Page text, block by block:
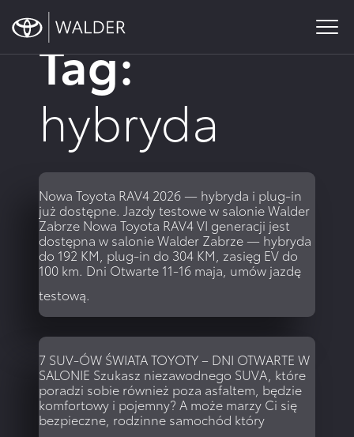
content
Toyota
Wyprzedaż –
Odkryj
promocje
Toyoty
Szukasz oficjalnego salonu oraz serwisu Toyoty w rejonie
Gliwic, Zabrza lub Chorzowa? Zapraszamy do WALDER –
ul.Knurowska 8, Zabrze
Tag:
hybryda
Nowa Toyota RAV4 2026 — hybryda i plug-in
już dostępne. Jazdy testowe w salonie Walder
Zabrze Nowa Toyota RAV4 VI generacji jest
dostępna w salonie Walder Zabrze — hybryda
do 192 KM, plug-in do 304 KM, zasięg EV do
100 km. Dni Otwarte 11-16 maja, umów jazdę
testową.
WIĘCEJ
7 SUV-ÓW ŚWIATA TOYOTY – DNI OTWARTE W
SALONIE Szukasz niezawodnego SUVA, które
poradzi sobie również poza asfaltem, będzie
komfortowy i pojemny? A może marzy Ci się
bezpieczne, rodzinne samochód który